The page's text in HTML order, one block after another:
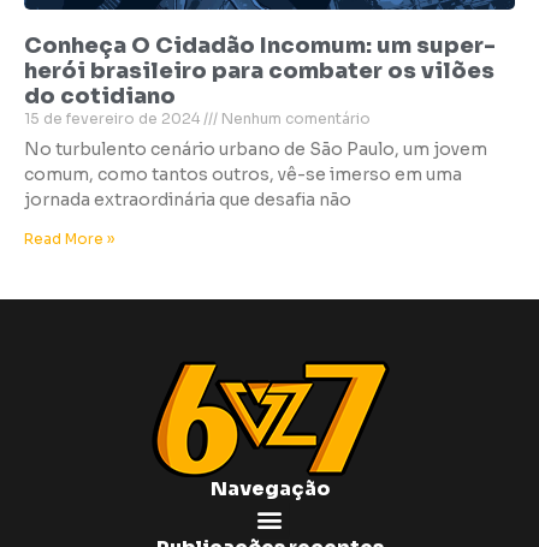
Conheça O Cidadão Incomum: um super-
herói brasileiro para combater os vilões
do cotidiano
15 de fevereiro de 2024 Nenhum comentário
No turbulento cenário urbano de São Paulo, um jovem
comum, como tantos outros, vê-se imerso em uma
jornada extraordinária que desafia não
Read More »
Navegação